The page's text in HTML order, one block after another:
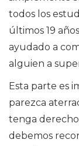
todos los
últimos 19
ayudado a
alguien a
Esta parte es
parezca
tenga derecho
debemos